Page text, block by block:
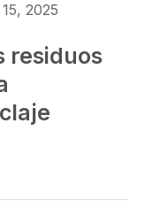
2025
residuos